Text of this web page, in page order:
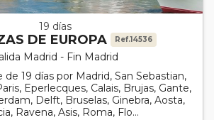
19 días
DE EUROPA Ref.14536
Madrid - Fin Madrid
de 19 días por Madrid, San Sebastian,
Eperlecques, Calais, Brujas, Gante,
Delft, Bruselas, Ginebra, Aosta,
Ravena, Asis, Roma, Flo...